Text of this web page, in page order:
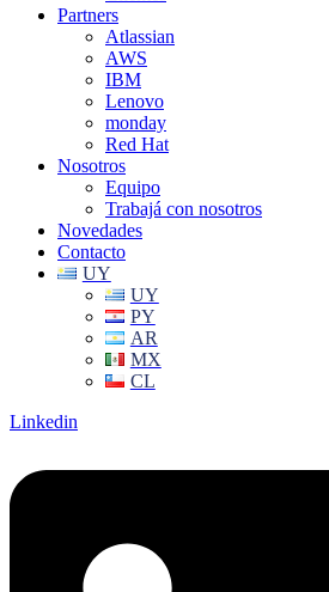
Partners
Atlassian
AWS
IBM
Lenovo
monday
Red Hat
Nosotros
Equipo
Trabajá con nosotros
Novedades
Contacto
UY
UY
PY
AR
MX
CL
Linkedin